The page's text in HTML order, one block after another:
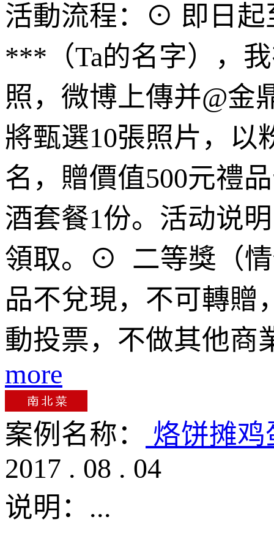
活動流程：⊙ 即日起
***（Ta的名字），
照，微博上傳并@
將甄選10張照片，
名，贈價值500元禮
酒套餐1份。活动说
領取。⊙ 二等獎（
品不兌現，不可轉
動投票，不做其他商
more
案例名称：
烙饼摊
2017 . 08 . 04
说明： ...